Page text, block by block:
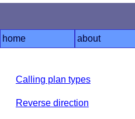
home about
Calling plan types
Reverse direction